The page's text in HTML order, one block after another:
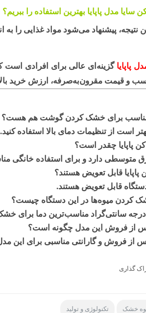
مدل پاپایا بهترین استفاده را ببریم؟
نتیجه، پیشنهاد می‌شود مواد غذایی را
پاپایا گزینه‌ای عالی برای افرادی است
و قیمت مقرون‌به‌صرفه، ارزش خرید
مناسب برای خشک کردن گوشت هم هست؟
است از تنظیمات دمای بالا استفاده کنید.
چقدر است؟
متوسطی دارد و برای استفاده خانگی
قابل تعویض هستند؟
قابل تعویض هستند.
کردن میوه‌ها در این دستگاه چیست؟
از فروش این مدل چگونه است؟
فروش و گارانتی مناسبی برای این
گذاری
خشک تکنولوژی و تولید